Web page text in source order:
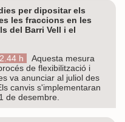
per dipositar els
les fraccions en les
del Barri Vell i el
h
Aquesta mesura
de flexibilització i
va anunciar al juliol des
canvis s'implementaran
de desembre.